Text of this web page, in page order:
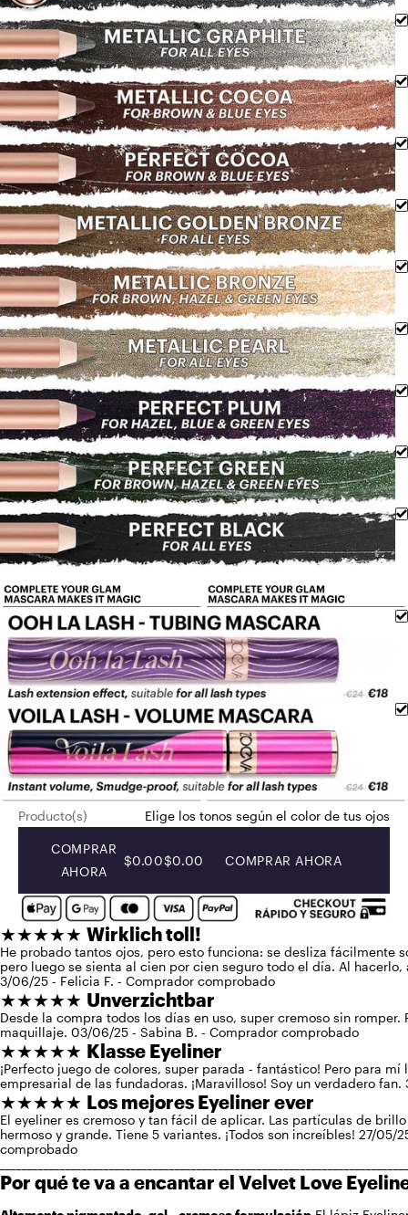
Producto(s) Elige los tonos según el color de tus ojos
COMPRAR
AHORA
$0.00$0.00 COMPRAR AHORA
★★★★★ Wirklich toll!
He probado tantos ojos, pero esto funciona: se desliza fácilmente
pero luego se sienta al cien por cien seguro todo el día. Al
3/06/25 - Felicia F. - Comprador comprobado
★★★★★ Unverzichtbar
Desde la compra todos los días en uso, super cremoso sin
maquillaje. 03/06/25 - Sabina B. - Comprador comprobado
★★★★★ Klasse Eyeliner
¡Perfecto juego de colores, super parada - fantástico! Pero para
empresarial de las fundadoras. ¡Maravilloso! Soy un verdadero fan.
★★★★★ Los mejores Eyeliner ever
El eyeliner es cremoso y tan fácil de aplicar. Las partículas de
hermoso y grande. Tiene 5 variantes. ¡Todos son increíbles! 27/05/
comprobado
Por qué te va a encantar el Velvet Love